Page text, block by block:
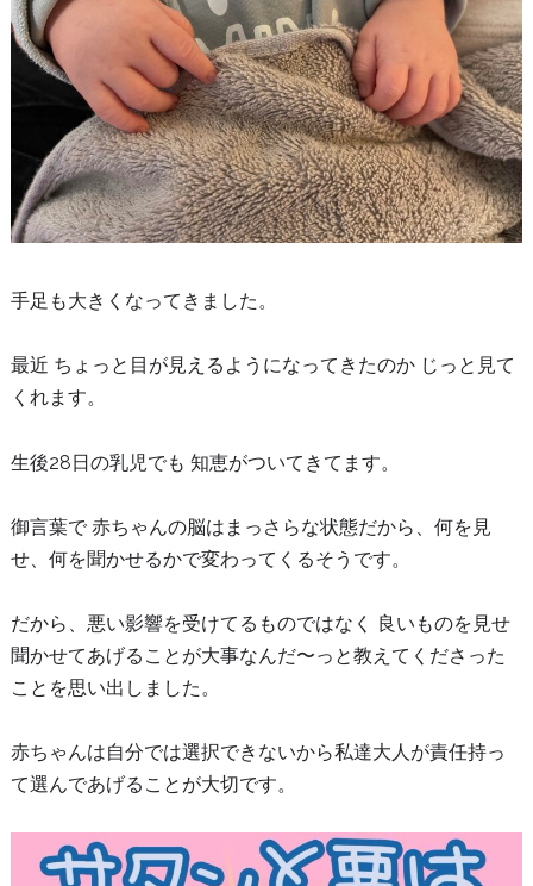
手足も大きくなってきました。
最近 ちょっと目が見えるようになってきたのか じっと見て
くれます。
生後28日の乳児でも 知恵がついてきてます。
御言葉で 赤ちゃんの脳はまっさらな状態だから、何を見
せ、何を聞かせるかで変わってくるそうです。
だから、悪い影響を受けてるものではなく 良いものを見せ
聞かせてあげることが大事なんだ〜っと教えてくださった
ことを思い出しました。
赤ちゃんは自分では選択できないから私達大人が責任持っ
て選んであげることが大切です。